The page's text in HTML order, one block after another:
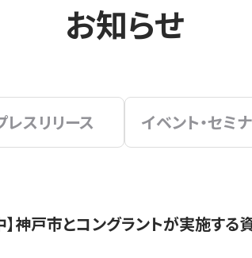
お知らせ
レスリリース イベント・セミ
神戸市とコングラントが実施する